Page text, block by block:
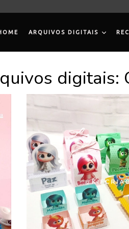
ARQUIVOS DIGITAIS
digitais: